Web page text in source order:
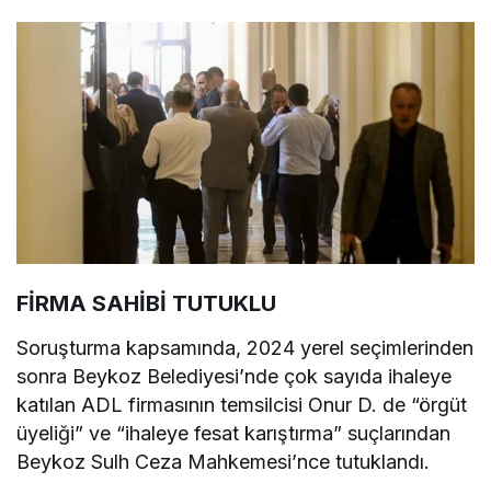
FİRMA SAHİBİ TUTUKLU
Soruşturma kapsamında, 2024 yerel seçimlerinden
sonra Beykoz Belediyesi’nde çok sayıda ihaleye
katılan ADL firmasının temsilcisi Onur D. de “örgüt
üyeliği” ve “ihaleye fesat karıştırma” suçlarından
Beykoz Sulh Ceza Mahkemesi’nce tutuklandı.